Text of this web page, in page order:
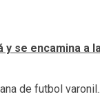
y se encamina
de futbol